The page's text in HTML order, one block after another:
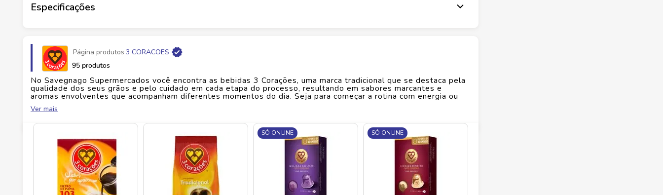
Especificações
Fabricante TRES CORACOES ALIMENTOS S.A
EAN 7896005804247
Id do produto
Comprimento 13cm
Página produtos 3 CORACOES
95 produtos
No Savegnago Supermercados você encontra as bebidas 3 Corações, uma marca tradicional que se destaca pela
qualidade dos seus grãos e pelo cuidado em cada etapa do processo, resultando em sabores marcantes e
aromas envolventes que acompanham diferentes momentos do dia. Seja para começar a rotina com energia ou
para uma pausa tranquila, os produtos 3 Corações oferecem equilíbrio e consistência, proporcionando praticidade
no preparo e uma experiência que valoriza o sabor autêntico do café e de outras bebidas da linha. Com diversas
que transforma hábitos simples em momentos mais agradáveis, tudo isso com a confiança de quem entende de
bebida e tradição. Descubra toda a linha 3 Corações no Savegnago Supermercados e leve mais sabor para a sua
Ver mais
SÓ ONLINE SÓ ONLINE